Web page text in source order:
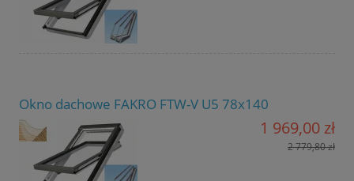
Okno dachowe FAKRO FTW-V U5 78x140
1 969,00 zł
2 779,80 zł